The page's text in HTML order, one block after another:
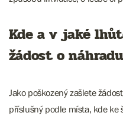
Kde a v jaké
žádost o
Jako poškozený zašlete
příslušný podle místa, kde ke